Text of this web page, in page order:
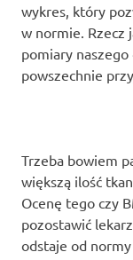
wykres, który
w normie. Rzecz
pomiary
powszechnie
Trzeba bowiem
większą ilość
Ocenę tego czy
pozostawić
odstaje od